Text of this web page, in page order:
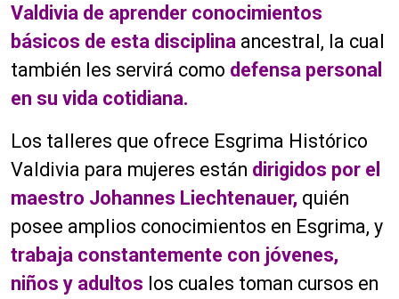
Valdivia de aprender conocimientos
básicos de esta disciplina ancestral, la cual
también les servirá como defensa personal
en su vida cotidiana.
Los talleres que ofrece Esgrima Histórico
Valdivia para mujeres están dirigidos por el
maestro Johannes Liechtenauer, quién
posee amplios conocimientos en Esgrima, y
trabaja constantemente con jóvenes,
niños y adultos los cuales toman cursos en